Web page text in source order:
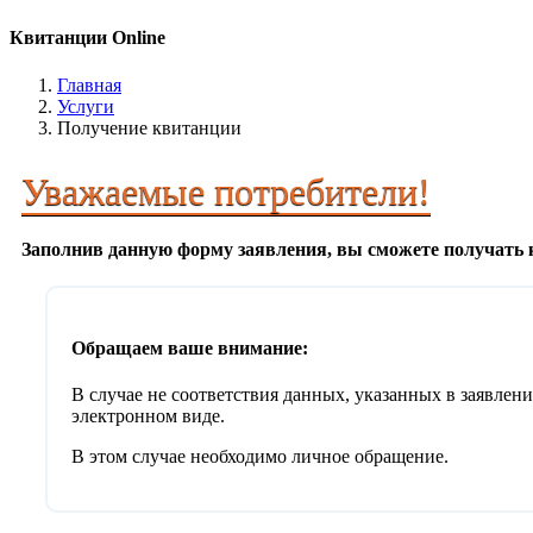
Квитанции Online
Главная
Услуги
Получение квитанции
Уважаемые потребители!
Заполнив данную форму заявления, вы сможете получать
Обращаем ваше внимание:
В случае не соответствия данных, указанных в
электронном виде.
В этом случае необходимо личное обращение.